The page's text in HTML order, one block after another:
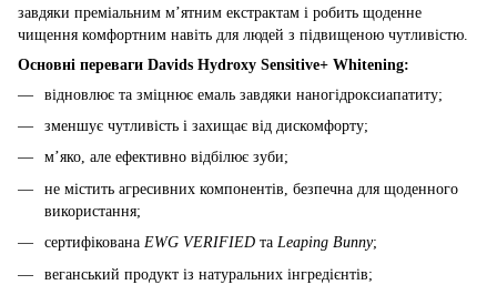
завдяки преміальним м’ятним екстрактам і робить щоденне
чищення комфортним навіть для людей з підвищеною чутливістю.
Основні переваги Davids Hydroxy Sensitive+ Whitening:
відновлює та зміцнює емаль завдяки наногідроксиапатиту;
зменшує чутливість і захищає від дискомфорту;
м’яко, але ефективно відбілює зуби;
не містить агресивних компонентів, безпечна для щоденного
використання;
сертифікована EWG VERIFIED та Leaping Bunny;
веганський продукт із натуральних інгредієнтів;